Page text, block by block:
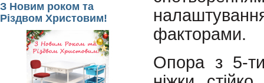
З Новим роком та
Різдвом Христовим!
факторами.
Опора з 5-